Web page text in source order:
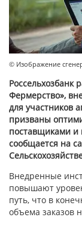
© Изображение
Фермерство»,
для участников
призваны
поставщиками и
сообщается на
Внедренные
повышают
путь, что в
объема заказов